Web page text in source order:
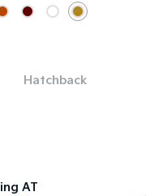
Hatchback
AT